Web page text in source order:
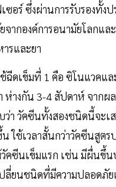
ซอร์ ซึ่งผ่านการรับรองทั้ง
ากองค์การอนามัยโลกแล
รและยา
ฉีดเข็มที่ 1 คือ ซิโนแวคแล
ห่างกัน 3-4 สัปดาห์ จากผ
ว่า วัคซีนทั้งสองชนิดนี้จะเ
น ใช้เวลาสั้นกว่าวัคซีนสูตร
ซีนเข็มแรก เช่น มีผื่นขึ้น
ลี่ยนชนิดที่มีความปลอดภั